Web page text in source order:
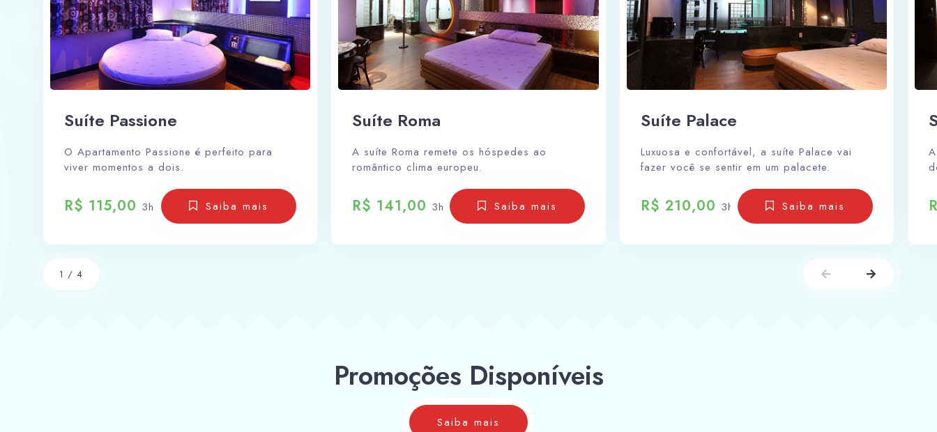
Suíte Passione
O Apartamento Passione é perfeito para
viver momentos a dois.
R$ 115,00 3h Saiba mais
Suíte Roma
A suíte Roma remete os hóspedes ao
romântico clima europeu.
R$ 141,00 3h Saiba mais
Suíte Palace
Luxuosa e confortável, a suíte Palace vai
fazer você se sentir em um palacete.
R$ 210,00 3h Saiba mais
1 / 4
Promoções Disponíveis
Saiba mais